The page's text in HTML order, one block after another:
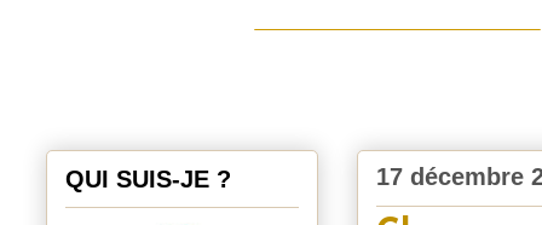
17 décembre
QUI SUIS-JE ?